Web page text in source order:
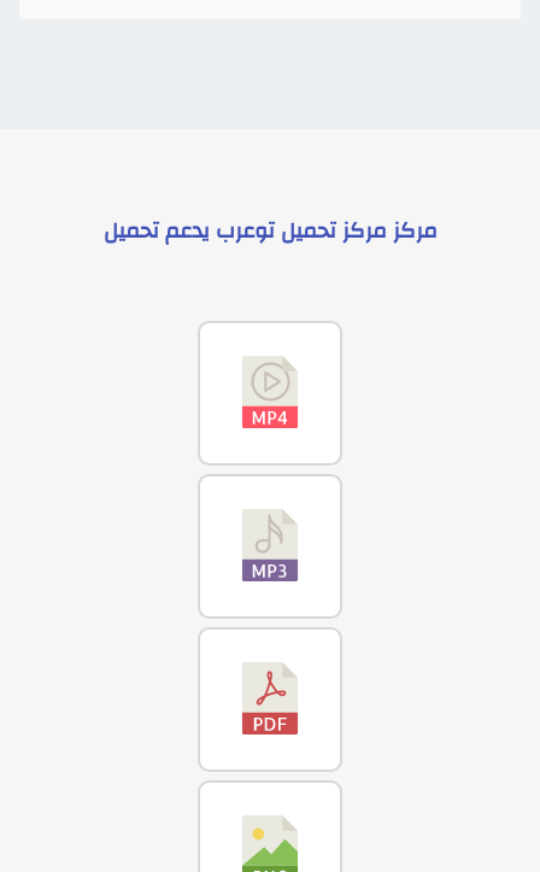
مركزمركز تحميل توعرب يدعمتحميل